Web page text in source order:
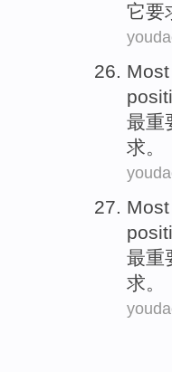
它要
Most
最重
求。
Most
最重
求。